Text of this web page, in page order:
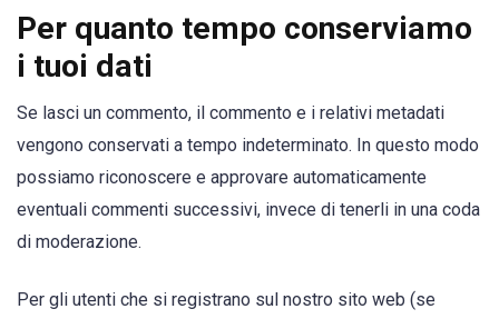
Per quanto tempo conserviamo
i tuoi dati
Se lasci un commento, il commento e i relativi metadati
vengono conservati a tempo indeterminato. In questo modo
possiamo riconoscere e approvare automaticamente
eventuali commenti successivi, invece di tenerli in una coda
di moderazione.
Per gli utenti che si registrano sul nostro sito web (se